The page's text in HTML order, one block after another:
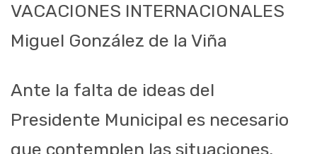
VACACIONES INTERNACIONALES
Miguel González de la Viña
Ante la falta de ideas del
Presidente Municipal es necesario
que contemplen las situaciones,